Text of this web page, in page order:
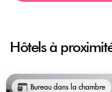
Hôtels à
Bureau dans la chambre